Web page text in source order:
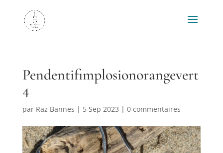
Pendentifimplosionorangevert
4
par Raz Bannes | 5 Sep 2023 | 0 commentaires